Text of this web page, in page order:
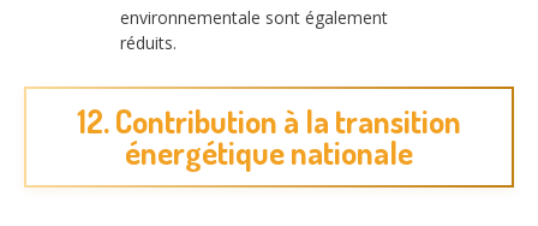
environnementale sont également
réduits.
12. Contribution à la transition
énergétique nationale